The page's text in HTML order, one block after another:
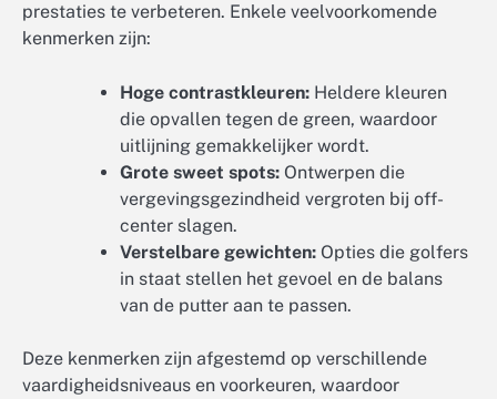
prestaties te verbeteren. Enkele veelvoorkomende
kenmerken zijn:
Hoge contrastkleuren: Heldere kleuren
die opvallen tegen de green, waardoor
uitlijning gemakkelijker wordt.
Grote sweet spots: Ontwerpen die
vergevingsgezindheid vergroten bij off-
center slagen.
Verstelbare gewichten: Opties die golfers
in staat stellen het gevoel en de balans
van de putter aan te passen.
Deze kenmerken zijn afgestemd op verschillende
vaardigheidsniveaus en voorkeuren, waardoor